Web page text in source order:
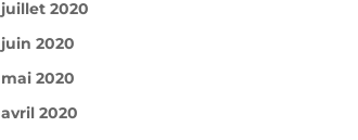
juillet 2020
juin 2020
mai 2020
avril 2020